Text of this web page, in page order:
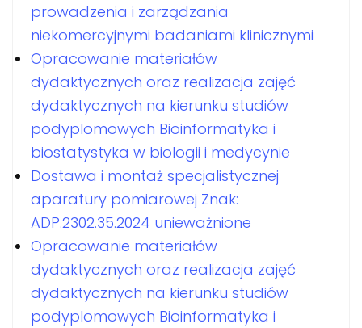
prowadzenia i zarządzania
niekomercyjnymi badaniami klinicznymi
Opracowanie materiałów
dydaktycznych oraz realizacja zajęć
dydaktycznych na kierunku studiów
podyplomowych Bioinformatyka i
biostatystyka w biologii i medycynie
Dostawa i montaż specjalistycznej
aparatury pomiarowej Znak:
ADP.2302.35.2024 unieważnione
Opracowanie materiałów
dydaktycznych oraz realizacja zajęć
dydaktycznych na kierunku studiów
podyplomowych Bioinformatyka i